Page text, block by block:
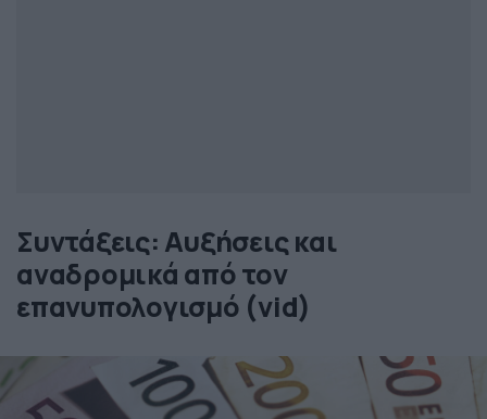
Συντάξεις: Αυξήσεις και
αναδρομικά από τον
επανυπολογισμό (vid)